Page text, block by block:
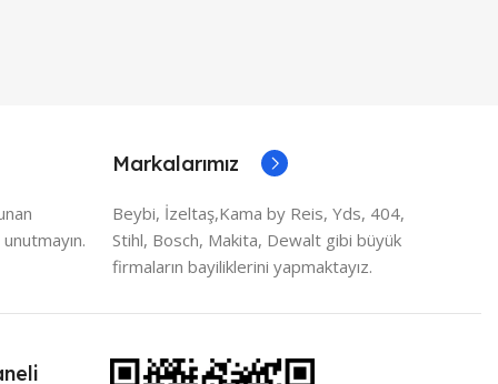
Markalarımız
Beybi, İzeltaş,Kama by Reis, Yds, 404,
Stihl, Bosch, Makita, Dewalt gibi büyük
firmaların bayiliklerini yapmaktayız.